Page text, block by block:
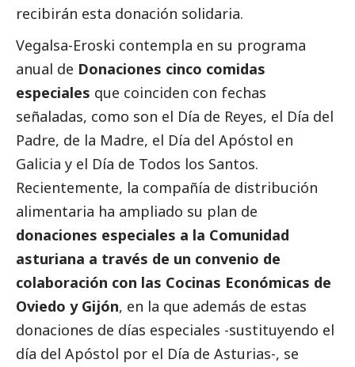
recibirán esta donación solidaria.
Vegalsa-Eroski contempla en su programa
anual de Donaciones cinco comidas
especiales que coinciden con fechas
señaladas, como son el Día de Reyes, el Día del
Padre, de la Madre, el Día del Apóstol en
Galicia y el Día de Todos los Santos.
Recientemente, la compañía de distribución
alimentaria ha ampliado su plan de
donaciones especiales a la Comunidad
asturiana a través de un convenio de
colaboración con las Cocinas Económicas de
Oviedo y Gijón, en la que además de estas
donaciones de días especiales -sustituyendo el
día del Apóstol por el Día de Asturias-, se